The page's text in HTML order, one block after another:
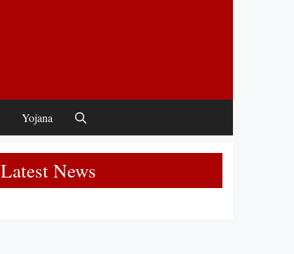
Yojana
Latest News